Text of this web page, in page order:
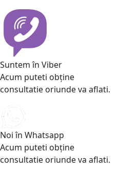
Suntem în Viber
Acum puteti obține
consultatie oriunde va aflati.
Noi în Whatsapp
Acum puteti obține
consultatie oriunde va aflati.